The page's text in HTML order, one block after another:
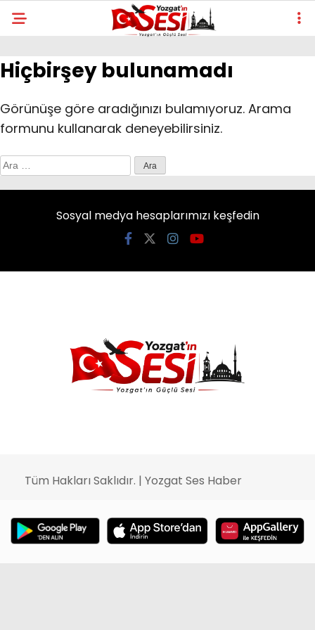
Hiçbirşey bulunamadı
Görünüşe göre aradığınızı bulamıyoruz. Arama
formunu kullanarak deneyebilirsiniz.
Arama:
Sosyal medya hesaplarımızı keşfedin
Tüm Hakları Saklıdır. | Yozgat Ses Haber